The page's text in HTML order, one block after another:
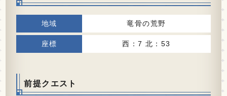
竜骨の荒野
西：7 北：53
前提クエスト